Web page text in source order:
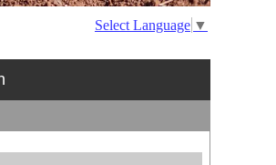
Select Language ▼